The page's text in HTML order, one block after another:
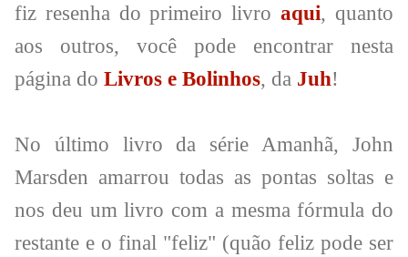
fiz resenha do primeiro livroaqui, quanto
aos outros, você pode encontrar nesta
página do Livros e Bolinhos, da Juh!
No último livro da série Amanhã, John
Marsden amarrou todas as pontas soltas e
nos deu um livro com a mesma fórmula do
restante e o final "feliz" (quão feliz pode ser